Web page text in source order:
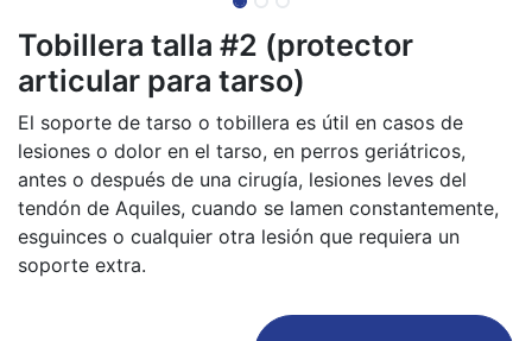
Tobillera talla #2 (protector
articular para tarso)
El soporte de tarso o tobillera es útil en casos de
lesiones o dolor en el tarso, en perros geriátricos,
antes o después de una cirugía, lesiones leves del
tendón de Aquiles, cuando se lamen constantemente,
esguinces o cualquier otra lesión que requiera un
soporte extra.